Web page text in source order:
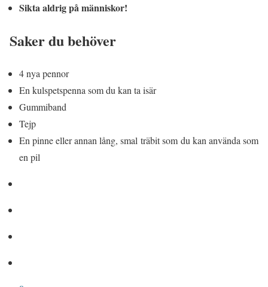
Sikta aldrig på människor!
Saker du behöver
4 nya pennor
En kulspetspenna som du kan ta isär
Gummiband
Tejp
En pinne eller annan lång, smal träbit som du kan använda som
en pil